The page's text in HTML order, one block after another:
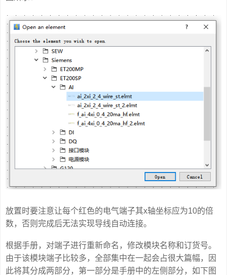
放置时要注意让每个红色的电气端子其x轴坐标应为10的倍
数，否则完成后无法实现导线自动连接。
根据手册，对端子进行重新命名，修改模块名称和订货号。
由于该模块端子比较多，全部集中在一起会占很大篇幅，因
此将其分成两部分，第一部分是手册中的左侧部分，如下图